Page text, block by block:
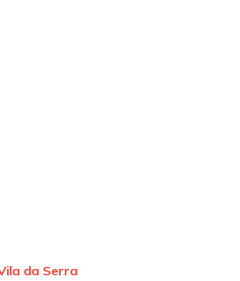
da Serra